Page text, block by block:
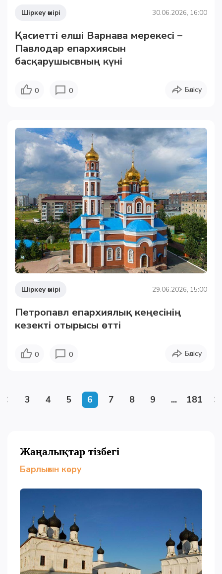
Шіркеу өмірі 30.06.2026, 16:00
Қасиетті елші Варнава мерекесі –
Павлодар епархиясын
басқарушысвның күні
0 0 Бөлісу
Шіркеу өмірі 29.06.2026, 15:00
Петропавл епархиялық кеңесінің
кезекті отырысы өтті
0 0 Бөлісу
3 4 5 6 7 8 9 ... 181
Жаңалықтар тізбегі
Барлығын көру